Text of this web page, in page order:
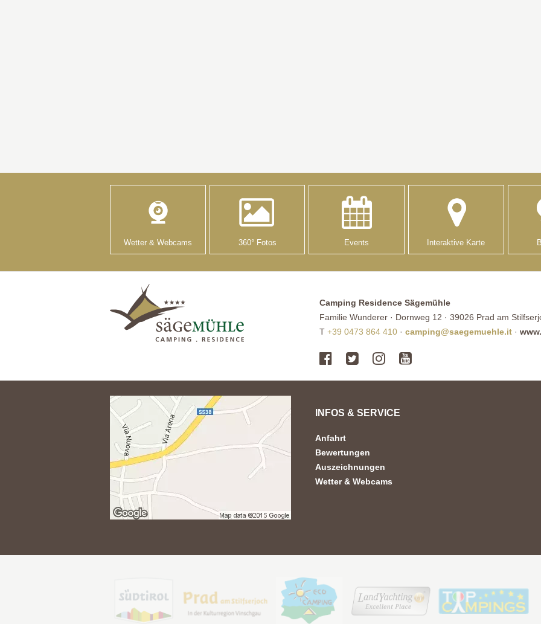
Wetter & Webcams 360° Fotos Events Interaktive Karte
Camping Residence Sägemühle
Familie Wunderer · Dornweg 12 · 39026 Prad am
T +39 0473 864 410 · camping@saegemuehle.it ·
INFOS & SERVICE
Anfahrt
Bewertungen
Auszeichnungen
Wetter & Webcams